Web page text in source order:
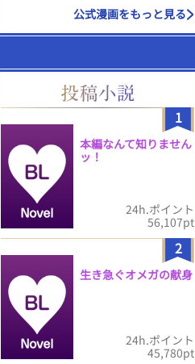
公式漫画をもっと見る
1
本編なんて知りません
ッ！
24h.ポイント
56,107pt
2
生き急ぐオメガの献身
24h.ポイント
45,780pt